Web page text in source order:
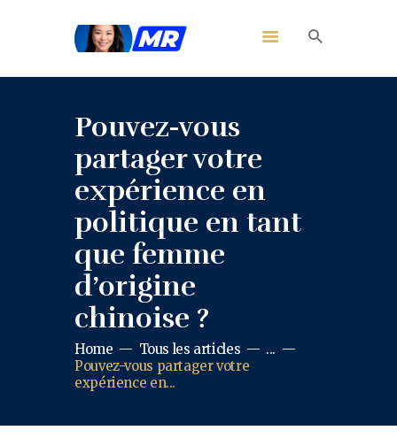
Pouvez-vous
partager votre
expérience en
politique en tant
que femme
d’origine
chinoise ?
Home Tous les articles
...
Pouvez-vous partager votre
expérience en...